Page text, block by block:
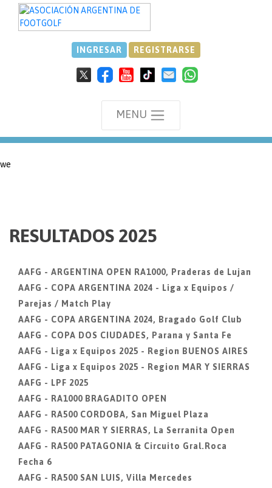
we
INGRESAR REGISTRARSE
MENU
RESULTADOS 2025
AAFG - ARGENTINA OPEN RA1000, Praderas de Lujan
AAFG - COPA ARGENTINA 2024 - Liga x Equipos /
Parejas / Match Play
AAFG - COPA ARGENTINA 2024, Bragado Golf Club
AAFG - COPA DOS CIUDADES, Parana y Santa Fe
AAFG - Liga x Equipos 2025 - Region BUENOS AIRES
AAFG - Liga x Equipos 2025 - Region MAR Y SIERRAS
AAFG - LPF 2025
AAFG - RA1000 BRAGADITO OPEN
AAFG - RA500 CORDOBA, San Miguel Plaza
AAFG - RA500 MAR Y SIERRAS, La Serranita Open
AAFG - RA500 PATAGONIA & Circuito Gral.Roca
Fecha 6
AAFG - RA500 SAN LUIS, Villa Mercedes